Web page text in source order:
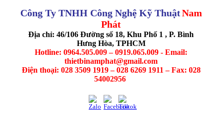
Công Ty TNHH Công Nghệ Kỹ ThuậtNam
Phát
Địa chỉ: 46/106 Đường số 18, Khu Phố 1 , P. Bình
Hưng Hòa, TPHCM
Hotline: 0964.505.009 – 0919.065.009 - Email:
thietbinamphat@gmail.com
Điện thoại: 028 3509 1919 – 028 6269 1911 – Fax: 028
54002956